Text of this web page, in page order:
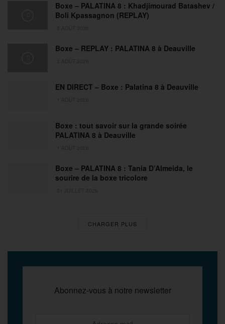
Boxe – PALATINA 8 : Khadjimourad Batashev /
Boli Kpassagnon (REPLAY)
Boxe – REPLAY : PALATINA 8 à Deauville
EN DIRECT – Boxe : Palatina 8 à Deauville
Boxe : tout savoir sur la grande soirée
PALATINA 8 à Deauville
Boxe – PALATINA 8 : Tania D’Almeida, le
sourire de la boxe tricolore
CHARGER PLUS
Abonnez-vous à notre newsletter